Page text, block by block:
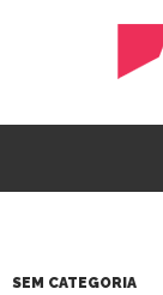
SEM CATEGORIA